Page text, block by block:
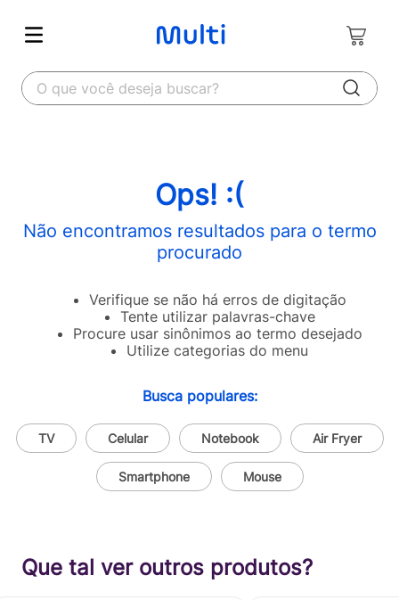
O que você deseja buscar?
Ops! :(
Não encontramos resultados para o termo
procurado
Verifique se não há erros de digitação
Tente utilizar palavras-chave
Procure usar sinônimos ao termo desejado
Utilize categorias do menu
Busca populares:
TV Celular Notebook Air Fryer
Smartphone Mouse
Que tal ver outros produtos?